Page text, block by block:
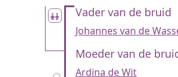
Vader van de bruid
Johannes van de
Moeder van de
Ardina de Wit